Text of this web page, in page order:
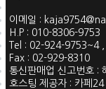
이메일 :
H.P : 010-8306-9753
Tel : 02-924-9753~4
Fax : 02-929-8310
통신판매업 신고번호 :
호스팅 제공자 : 카페24